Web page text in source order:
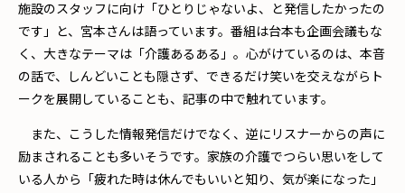
施設のスタッフに向け「ひとりじゃないよ、と発信したかったの
です」と、宮本さんは語っています。番組は台本も企画会議もな
く、大きなテーマは「介護あるある」。心がけているのは、本音
の話で、しんどいことも隠さず、できるだけ笑いを交えながらト
ークを展開していることも、記事の中で触れています。
また、こうした情報発信だけでなく、逆にリスナーからの声に
励まされることも多いそうです。家族の介護でつらい思いをして
いる人から「疲れた時は休んでもいいと知り、気が楽になった」